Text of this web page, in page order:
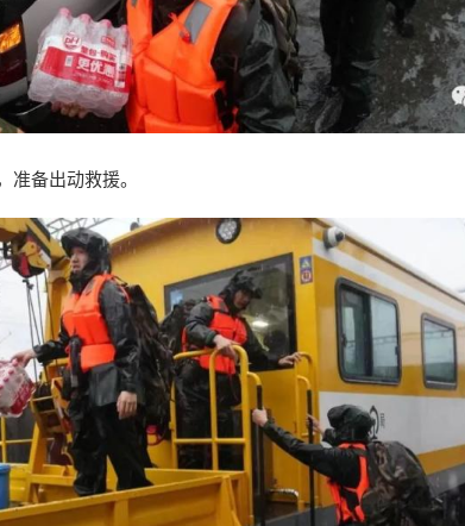
备出动救援。